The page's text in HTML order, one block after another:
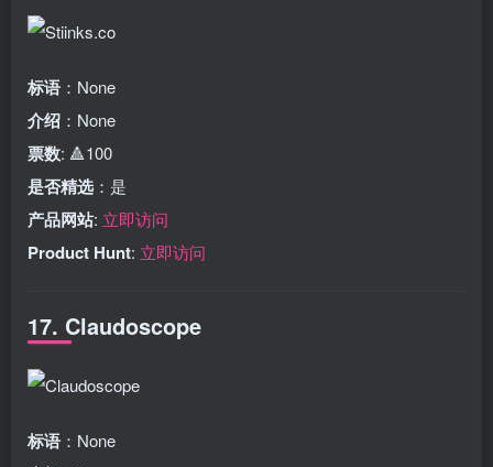
标语 ：None
介绍 ：None
票数: 🔺100
是否精选 ：是
产品网站: 立即访问
Product Hunt: 立即访问
17. Claudoscope
标语 ：None